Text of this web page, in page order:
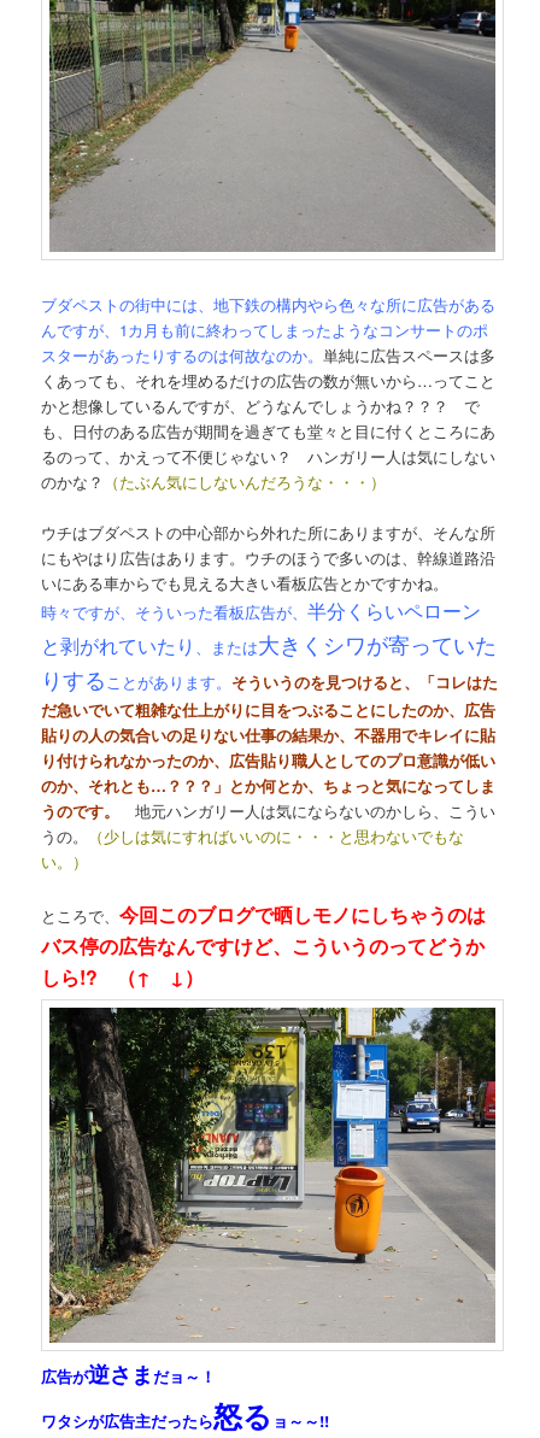
ブダペストの街中には、地下鉄の構内やら色々な所に広告がある
んですが、1カ月も前に終わってしまったようなコンサートのポ
スターがあったりするのは何故なのか。単純に広告スペースは多
くあっても、それを埋めるだけの広告の数が無いから…ってこと
かと想像しているんですが、どうなんでしょうかね？？？ で
も、日付のある広告が期間を過ぎても堂々と目に付くところにあ
るのって、かえって不便じゃない？ ハンガリー人は気にしない
のかな？ （たぶん気にしないんだろうな・・・）
ウチはブダペストの中心部から外れた所にありますが、そんな所
にもやはり広告はあります。ウチのほうで多いのは、幹線道路沿
いにある車からでも見える大きい看板広告とかですかね。
時々ですが、そういった看板広告が、半分くらいペローン
と剥がれていたり 、または大きくシワが寄っていた
りすることがあります。 そういうのを見つけると、「コレはた
だ急いでいて粗雑な仕上がりに目をつぶることにしたのか、広告
貼りの人の気合いの足りない仕事の結果か、不器用でキレイに貼
り付けられなかったのか、広告貼り職人としてのプロ意識が低い
のか、それとも…？？？」とか何とか、ちょっと気になってしま
うのです。
地元ハンガリー人は気にならないのかしら、こうい
うの。
（少しは気にすればいいのに・・・と思わないでもな
い。）
ところで、今回このブログで晒しモノにしちゃうのは
バス停の広告なんですけど、こういうのってどうか
しら!? （↑ ↓）
広告が逆さまだョ～！
ワタシが広告主だったら怒る ョ～～!!